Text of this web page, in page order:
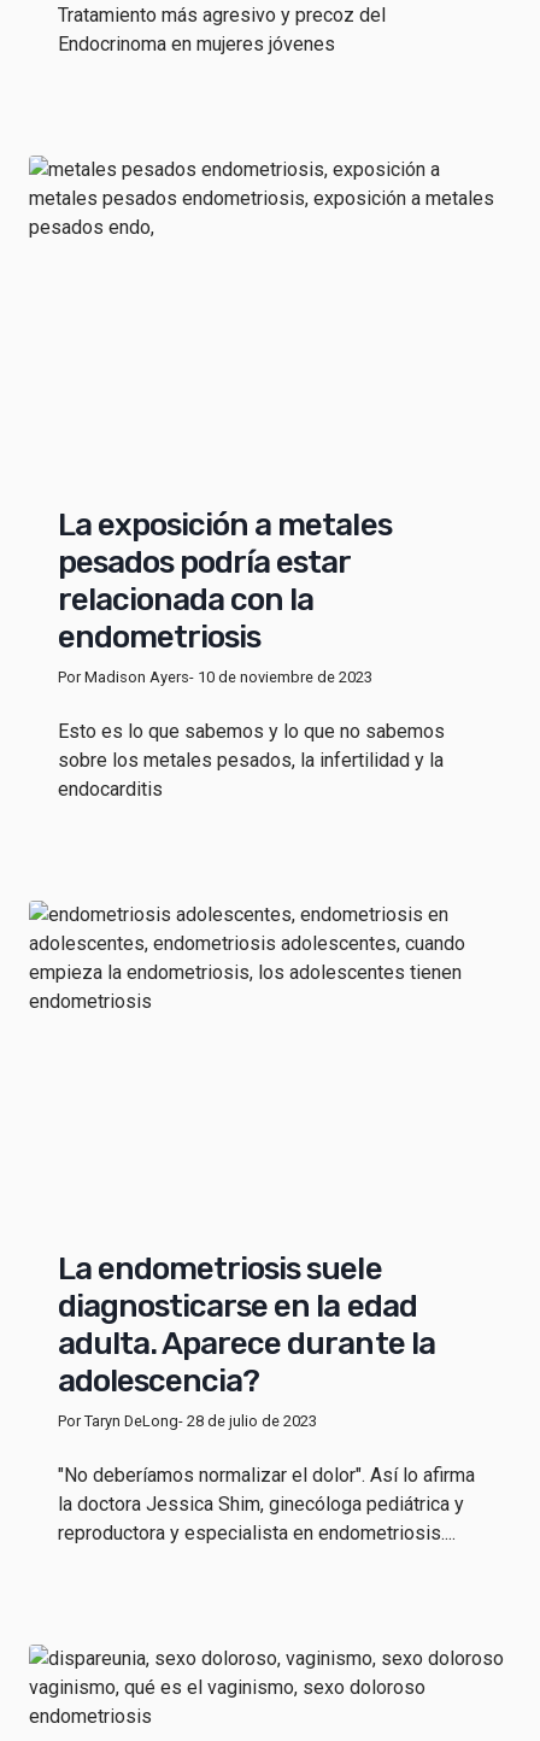
Tratamiento más agresivo y precoz del
Endocrinoma en mujeres jóvenes
La exposición a metales
pesados podría estar
relacionada con la
endometriosis
Por Madison Ayers- 10 de noviembre de 2023
Esto es lo que sabemos y lo que no sabemos
sobre los metales pesados, la infertilidad y la
endocarditis
La endometriosis suele
diagnosticarse en la edad
adulta. Aparece durante la
adolescencia?
Por Taryn DeLong- 28 de julio de 2023
"No deberíamos normalizar el dolor". Así lo afirma
la doctora Jessica Shim, ginecóloga pediátrica y
reproductora y especialista en endometriosis....